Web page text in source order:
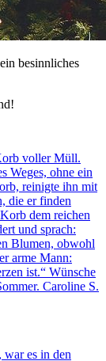
besinnliches
voller Müll.
Weges, ohne ein
reinigte ihn mit
die er finden
dem reichen
und sprach:
Blumen, obwohl
arme Mann:
ist.“ Wünsche
Caroline S.
es in den